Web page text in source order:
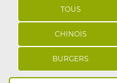
TOUS
CHINOIS
BURGERS